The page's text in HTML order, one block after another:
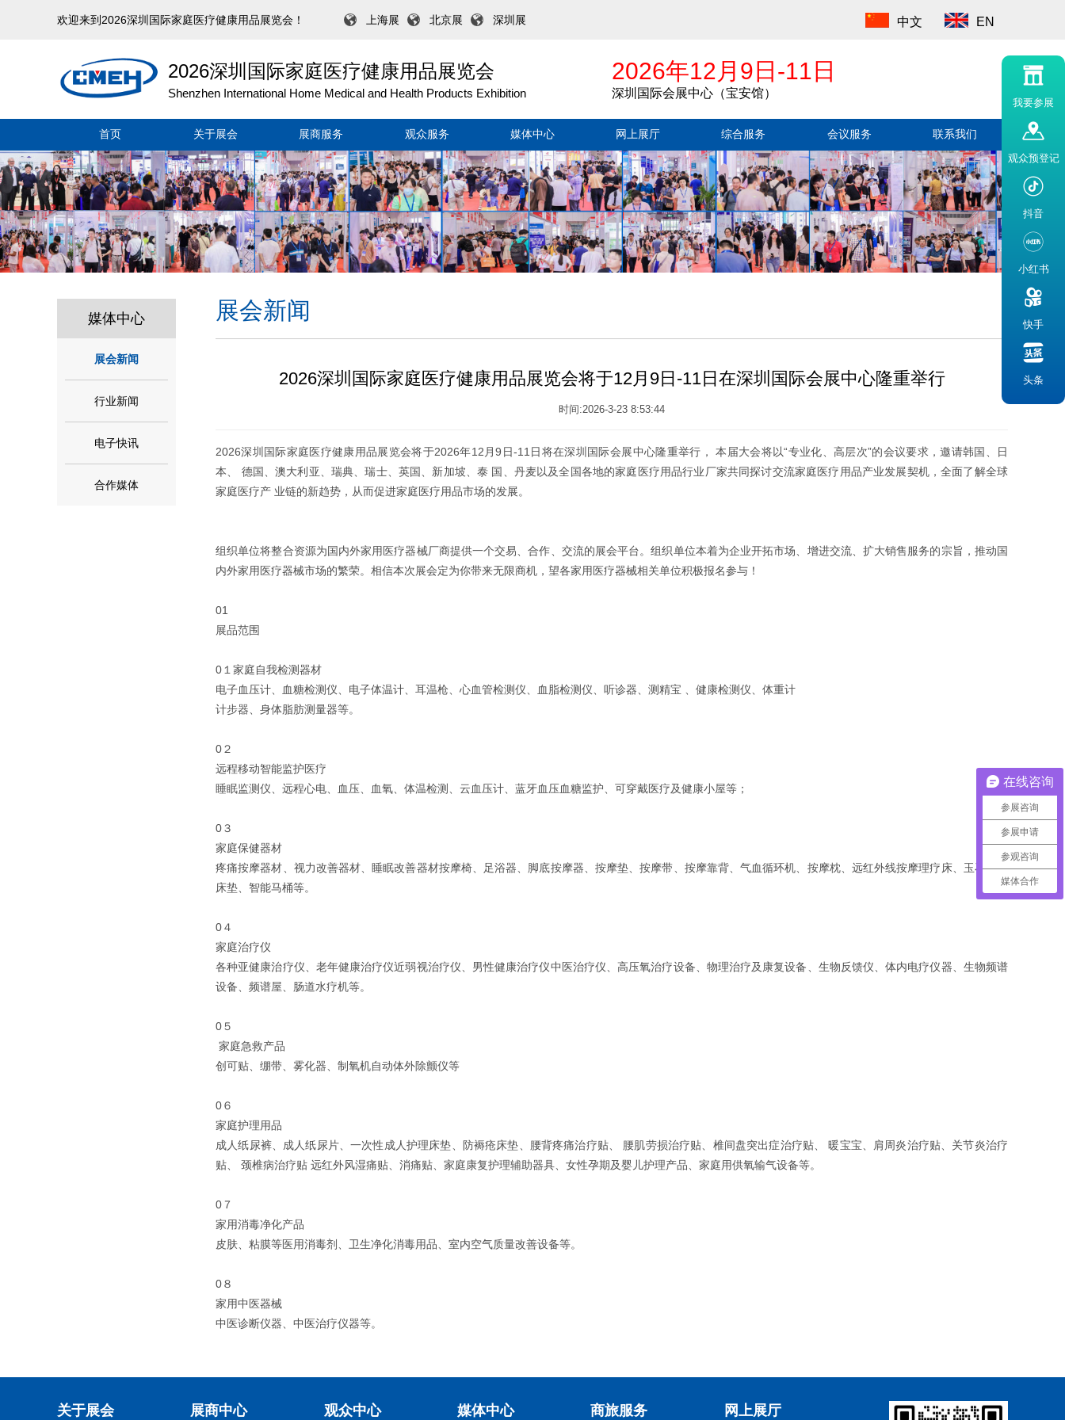
欢迎来到2026深圳国际家庭医疗健康用品展览会！ 上海展 北京展 深圳展 中文 EN
2026深圳国际家庭医疗健康用品展览会
Shenzhen International Home Medical and Health Products Exhibition
2026年12月9日-11日
深圳国际会展中心（宝安馆）
首页 关于展会 展商服务 观众服务 媒体中心 网上展厅 综合服务 会议服务 联系我们
媒体中心
展会新闻
行业新闻
电子快讯
合作媒体
展会新闻
2026深圳国际家庭医疗健康用品展览会将于12月9日-11日在深圳国际会展中心隆重举行
时间:2026-3-23 8:53:44
2026深圳国际家庭医疗健康用品展览会将于2026年12月9日-11日将在深圳国际会展中心隆重举行， 本届大会将以“专业化、高层次”的会议要求，邀请韩国、日
本、 德国、澳大利亚、瑞典、瑞士、英国、新加坡、泰 国、丹麦以及全国各地的家庭医疗用品行业厂家共同探讨交流家庭医疗用品产业发展契机，全面了解全球
家庭医疗产 业链的新趋势，从而促进家庭医疗用品市场的发展。
组织单位将整合资源为国内外家用医疗器械厂商提供一个交易、合作、交流的展会平台。组织单位本着为企业开拓市场、增进交流、扩大销售服务的宗旨，推动国
内外家用医疗器械市场的繁荣。相信本次展会定为你带来无限商机，望各家用医疗器械相关单位积极报名参与！
01
展品范围
0１家庭自我检测器材
电子血压计、血糖检测仪、电子体温计、耳温枪、心血管检测仪、血脂检测仪、听诊器、测精宝 、健康检测仪、体重计
计步器、身体脂肪测量器等。
0２
远程移动智能监护医疗
睡眠监测仪、远程心电、血压、血氧、体温检测、云血压计、蓝牙血压血糖监护、可穿戴医疗及健康小屋等；
0３
家庭保健器材
疼痛按摩器材、视力改善器材、睡眠改善器材按摩椅、足浴器、脚底按摩器、按摩垫、按摩带、按摩靠背、气血循环机、按摩枕、远红外线按摩理疗床、玉石保健
床垫、智能马桶等。
0４
家庭治疗仪
各种亚健康治疗仪、老年健康治疗仪近弱视治疗仪、男性健康治疗仪中医治疗仪、高压氧治疗设备、物理治疗及康复设备、生物反馈仪、体内电疗仪器、生物频谱
设备、频谱屋、肠道水疗机等。
0５
家庭急救产品
创可贴、绷带、雾化器、制氧机自动体外除颤仪等
0６
家庭护理用品
成人纸尿裤、成人纸尿片、一次性成人护理床垫、防褥疮床垫、腰背疼痛治疗贴、 腰肌劳损治疗贴、椎间盘突出症治疗贴、 暖宝宝、肩周炎治疗贴、关节炎治疗
贴、 颈椎病治疗贴 远红外风湿痛贴、消痛贴、家庭康复护理辅助器具、女性孕期及婴儿护理产品、家庭用供氧输气设备等。
0７
家用消毒净化产品
皮肤、粘膜等医用消毒剂、卫生净化消毒用品、室内空气质量改善设备等。
0８
家用中医器械
中医诊断仪器、中医治疗仪器等。
关于展会 展商中心 观众中心 媒体中心 商旅服务 网上展厅
我要参展
观众预登记
抖音
小红书
快手
头条
在线咨询
参展咨询
参展申请
参观咨询
媒体合作